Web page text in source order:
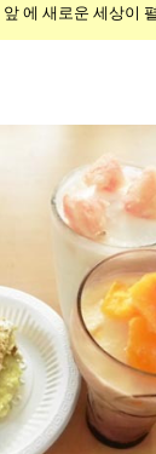
에 새로운 세상이